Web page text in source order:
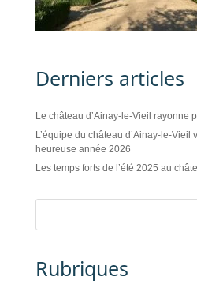
Derniers articles
Le château d’Ainay-le-Vieil rayonne
L’équipe du château d’Ainay-le-
heureuse année 2026
Les temps forts de l’été 2025 au
Rubriques